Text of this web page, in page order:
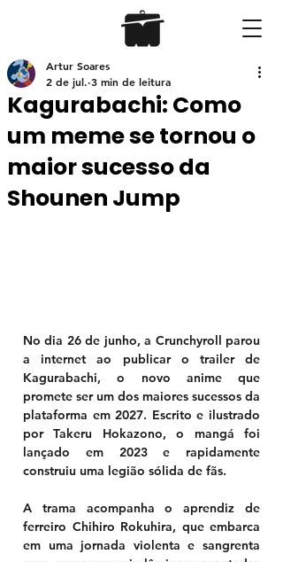
Kagurabachi: Como
um meme se tornou o
maior sucesso da
Shounen Jump
Artur Soares
2 de jul. 3 min de leitura
No dia 26 de junho, a Crunchyroll parou
Kagurabachi, o novo anime que
promete ser um dos maiores sucessos da
plataforma em 2027. Escrito e ilustrado
por Takeru Hokazono, o mangá foi
lançado em 2023 e rapidamente
construiu uma legião sólida de fãs.
A trama acompanha o aprendiz de
ferreiro Chihiro Rokuhira, que embarca
em uma jornada violenta e sangrenta